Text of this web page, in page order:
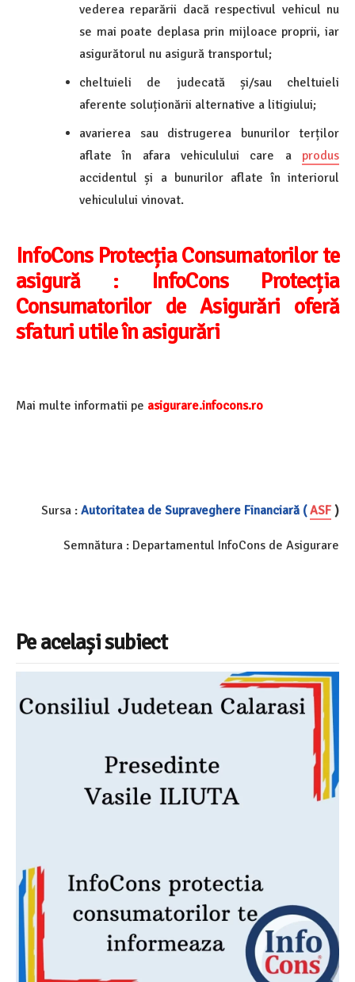
vederea reparării dacă respectivul vehicul nu
se mai poate deplasa prin mijloace proprii, iar
asigurătorul nu asigură transportul;
cheltuieli de judecată și/sau cheltuieli
aferente soluționării alternative a litigiului;
avarierea sau distrugerea bunurilor terților
aflate în afara vehiculului care a produs
accidentul și a bunurilor aflate în interiorul
vehiculului vinovat.
InfoCons Protecția Consumatorilor te
asigură : InfoCons Protecția
Consumatorilor de Asigurări oferă
sfaturi utile în asigurări
Mai multe informatii pe asigurare.infocons.ro
Sursa : Autoritatea de Supraveghere Financiară ( ASF )
Semnătura : Departamentul InfoCons de Asigurare
Pe același subiect